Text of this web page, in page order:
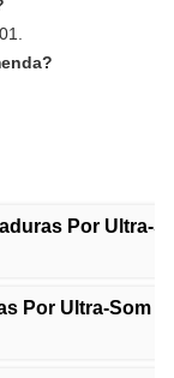
Por Ultra-
Por Ultra-Som